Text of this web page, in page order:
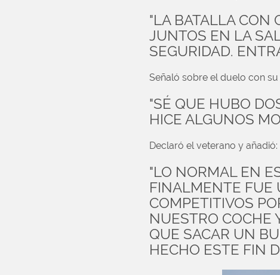
"LA BATALLA CON
JUNTOS EN LA
SEGURIDAD.
Señaló sobre el duelo con
"SÉ QUE HUBO
HICE ALGUNOS
Declaró el veterano y añadió:
"LO NORMAL EN
FINALMENTE FUE
COMPETITIVOS
NUESTRO COCHE
QUE SACAR UN
HECHO ESTE FIN